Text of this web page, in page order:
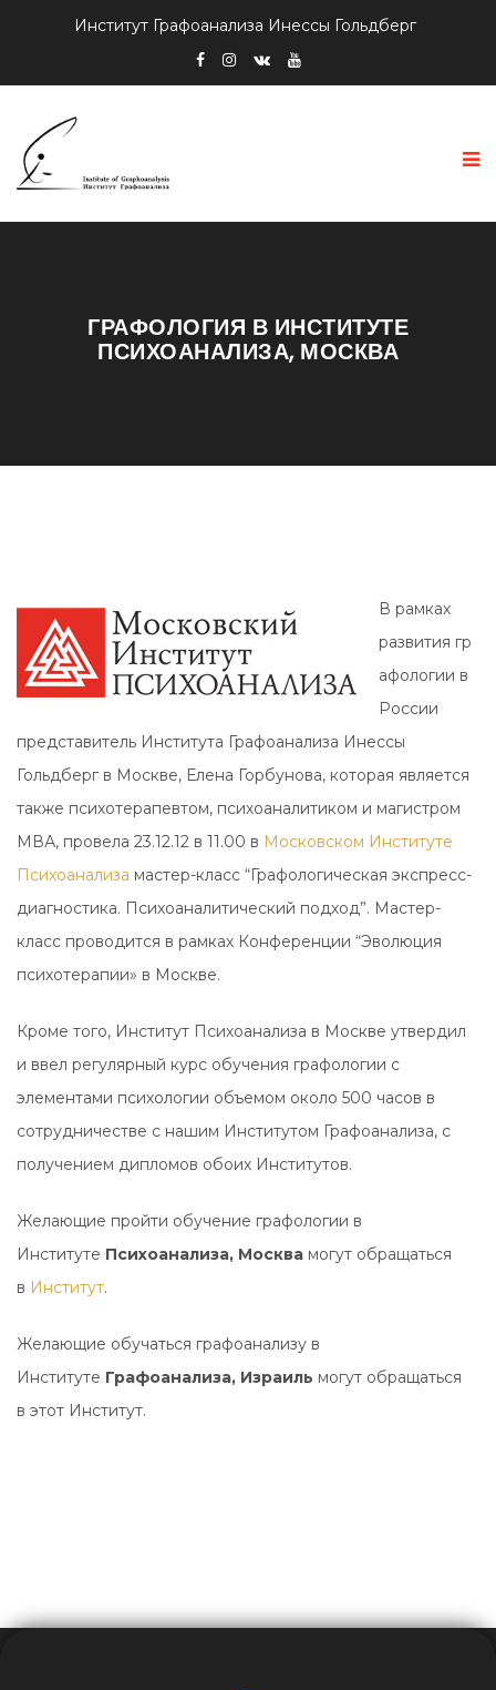
Институт Графоанализа Инессы Гольдберг
ГРАФОЛОГИЯ В ИНСТИТУТЕ
ПСИХОАНАЛИЗА, МОСКВА
В рамках
развития гр
афологии в
России
представитель Института Графоанализа Инессы
Гольдберг в Москве, Елена Горбунова, которая является
также психотерапевтом, психоаналитиком и магистром
МВА, провела 23.12.12 в 11.00 в Московском Институте
Психоанализа мастер-класс “Графологическая экспресс-
диагностика. Психоаналитический подход”. Мастер-
класс проводится в рамках Конференции “Эволюция
психотерапии» в Москве.
Кроме того, Институт Психоанализа в Москве утвердил
и ввел регулярный курс обучения графологии с
элементами психологии объемом около 500 часов в
сотрудничестве с нашим Институтом Графоанализа, с
получением дипломов обоих Институтов.
Желающие пройти обучение графологии в
Институте Психоанализа, Москва могут обращаться
в Институт.
Желающие обучаться графоанализу в
Институте Графоанализа, Израиль могут обращаться
в этот Институт.